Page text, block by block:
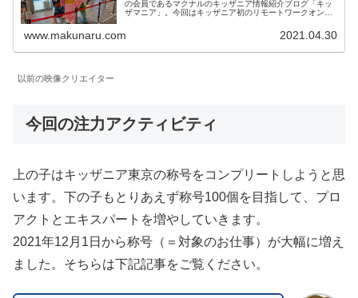
の会員であるマクナルのキッザニア情報紹介ブログ「キッ
ザマニア」。今回はキッザニア初のリモートワークオンラ
www.makunaru.com 2021.04.30
以前の映像クリエイター
今回の注力アクティビティ
上の子はキッザニア東京の称号をコンプリートしようと思
います。下の子もとりあえず称号100個を目指して、プロ
アクトとエキスパートを増やしていきます。
2021年12月1日から称号（＝対象のお仕事）が大幅に増え
ました。そちらは下記記事をご覧ください。